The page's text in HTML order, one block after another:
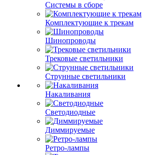
Системы в сборе
Комплектующие к трекам
Шинопроводы
Трековые светильники
Струнные светильники
Накаливания
Светодиодные
Диммируемые
Ретро-лампы